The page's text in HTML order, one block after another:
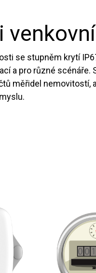
se stupněm krytí
a pro různé scénáře.
měřidel nemovitostí,